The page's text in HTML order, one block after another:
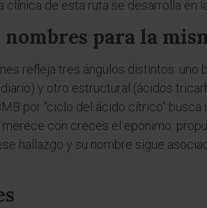
de esta ruta se desarrolla en
para la
refleja tres ángulos distintos:
y otro estructural (ácidos
por "ciclo del ácido cítrico"
con creces el epónimo:
hallazgo y su nombre sigue